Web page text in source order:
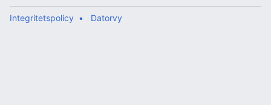
Integritetspolicy Datorvy